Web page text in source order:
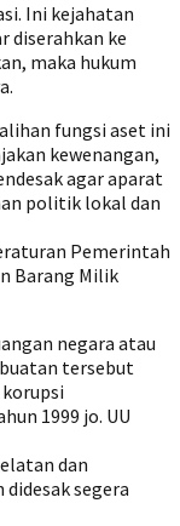
Ini kejahatan
diserahkan ke
maka hukum
fungsi aset ini
kewenangan,
agar aparat
politik lokal dan
Pemerintah
Barang Milik
negara atau
tersebut
1999 jo. UU
dan
segera